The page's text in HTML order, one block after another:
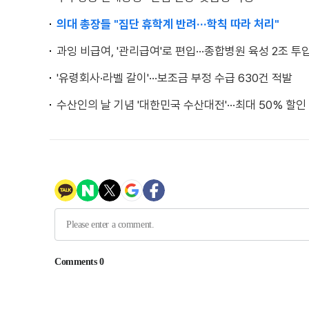
의대 총장들 "집단 휴학계 반려···학칙 따라 처리"
과잉 비급여, '관리급여'로 편입···종합병원 육성 2조 투
'유령회사·라벨 갈이'···보조금 부정 수급 630건 적발
수산인의 날 기념 '대한민국 수산대전'···최대 50% 할인